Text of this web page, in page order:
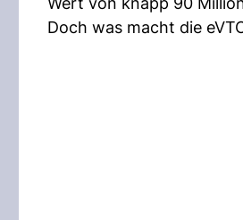
Doch was macht die